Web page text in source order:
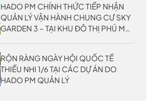
HADO PM CHÍNH THỨC TIẾP NHẬN
QUẢN LÝ VẬN HÀNH CHUNG CƯ SKY
GARDEN 3 – TẠI KHU ĐÔ THỊ PHÚ MỸ
RỘN RÀNG NGÀY HỘI QUỐC TẾ
THIẾU NHI 1/6 TẠI CÁC DỰ ÁN DO
HADO PM QUẢN LÝ